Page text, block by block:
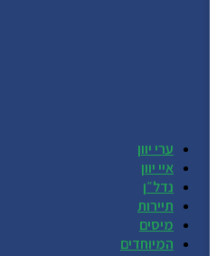
ערי יוון
איי יוון
נדל״ן
תיירות
מיסים
המיוחדים